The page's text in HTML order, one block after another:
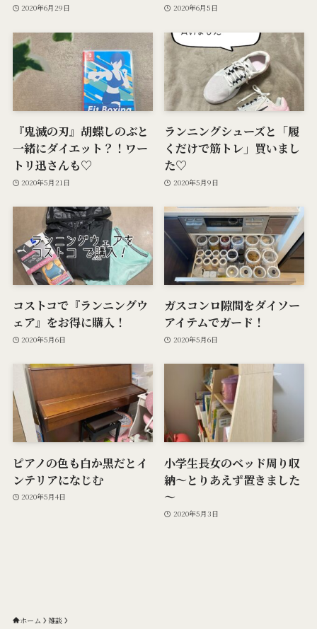
2020年6月29日 2020年6月5日
『鬼滅の刃』胡蝶しのぶと
一緒にダイエット？！ワー
トリ迅さんも♡
2020年5月21日
ランニングシューズと「履
くだけで筋トレ」買いまし
た♡
2020年5月9日
コストコで『ランニングウ
ェア』をお得に購入！
2020年5月6日
ガスコンロ隙間をダイソー
アイテムでガード！
2020年5月6日
ピアノの色も白か黒だとイ
ンテリアになじむ
2020年5月4日
小学生長女のベッド周り収
納～とりあえず置きました
～
2020年5月3日
ホーム 雑談